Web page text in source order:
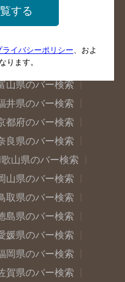
京都のバー検索
千葉県のバー検索
知県のバー検索
重県のバー検索
山県のバー検索
井県のバー検索
都府のバー検索
良県のバー検索
山県のバー検索
山県のバー検索
取県のバー検索
島県のバー検索
媛県のバー検索
岡県のバー検索
賀県のバー検索
する
ライバシーポリシー、およ
ります。